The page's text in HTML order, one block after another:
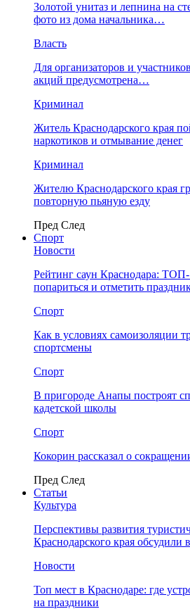
​Золотой унитаз и лепнина на
фото из дома начальника…
Власть
Для организаторов и
акций предусмотрена…
Криминал
Житель Краснодарского края
наркотиков и отмывание денег
Криминал
Жителю Краснодарского края
повторную пьяную езду
Пред След
Спорт
Новости
Рейтинг саун Краснодара:
попариться и отметить
Спорт
Как в условиях самоизоляции
спортсмены
Спорт
В пригороде Анапы построят
кадетской школы
Спорт
Кокорин рассказал о
Пред След
Статьи
Культура
Перспективы развития
Краснодарского края обсудили
Новости
Топ мест в Краснодаре: где
на праздники